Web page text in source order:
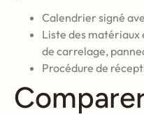
Calendrier signé
Liste des matériaux
de carrelage,
Procédure de